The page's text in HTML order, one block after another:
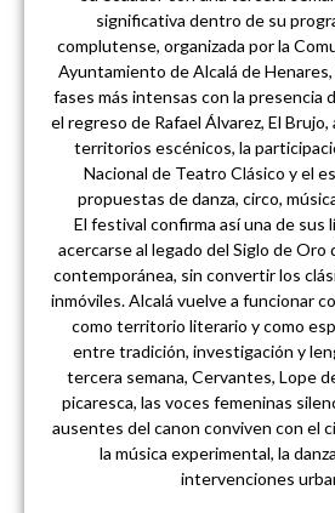
significativa dentro de su
complutense, organizada por la
Ayuntamiento de Alcalá de
fases más intensas con la presencia
el regreso de Rafael Álvarez, El
territorios escénicos, la
Nacional de Teatro Clásico y el
propuestas de danza, circo,
El festival confirma así una de sus
acercarse al legado del Siglo de Oro
contemporánea, sin convertir los
inmóviles. Alcalá vuelve a funcionar
como territorio literario y como
entre tradición, investigación y
tercera semana, Cervantes, Lope
picaresca, las voces femeninas
ausentes del canon conviven con el
la música experimental, la
intervenciones